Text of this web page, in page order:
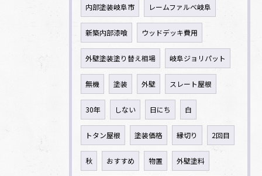
内部塗装岐阜市 レームファルべ岐阜
新築内部漆喰 ウッドデッキ費用
外壁塗装塗り替え相場 岐阜ジョリパット
無機 塗装 外壁 スレート屋根
30年 しない 日にち 白
トタン屋根 塗装価格 縁切り 2回目
秋 おすすめ 物置 外壁塗料